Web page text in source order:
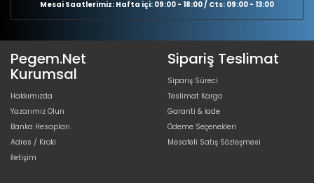
Mesai Saatlerimiz: Hafta içi: 09:00 - 18:00 / Cts: 09:00 - 13:00
Pegem.Net
Kurumsal
Hakkımızda
Yazarımız Olun
Banka Hesapları
Adres / Kroki
İletişim
Sipariş Teslimat
Sipariş Süreci
Teslimat Kargo
Garanti & İade
Ödeme Seçenekleri
Mesafeli Satış Sözleşmesi